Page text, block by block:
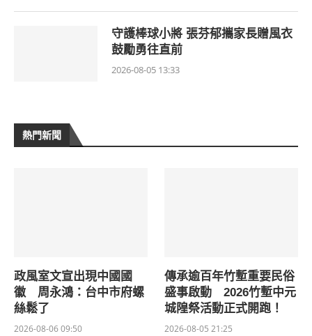
守護棒球小將 張芬郁攜家長贈風衣
鼓勵勇往直前
2026-08-05 13:33
熱門新聞
政風室文宣出現中國國
徽 周永鴻：台中市府螺
絲鬆了
2026-08-06 09:50
傳承逾百年竹塹重要民俗
盛事啟動 2026竹塹中元
城隍祭活動正式開跑！
2026-08-05 21:25